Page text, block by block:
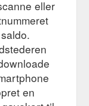
eller
en